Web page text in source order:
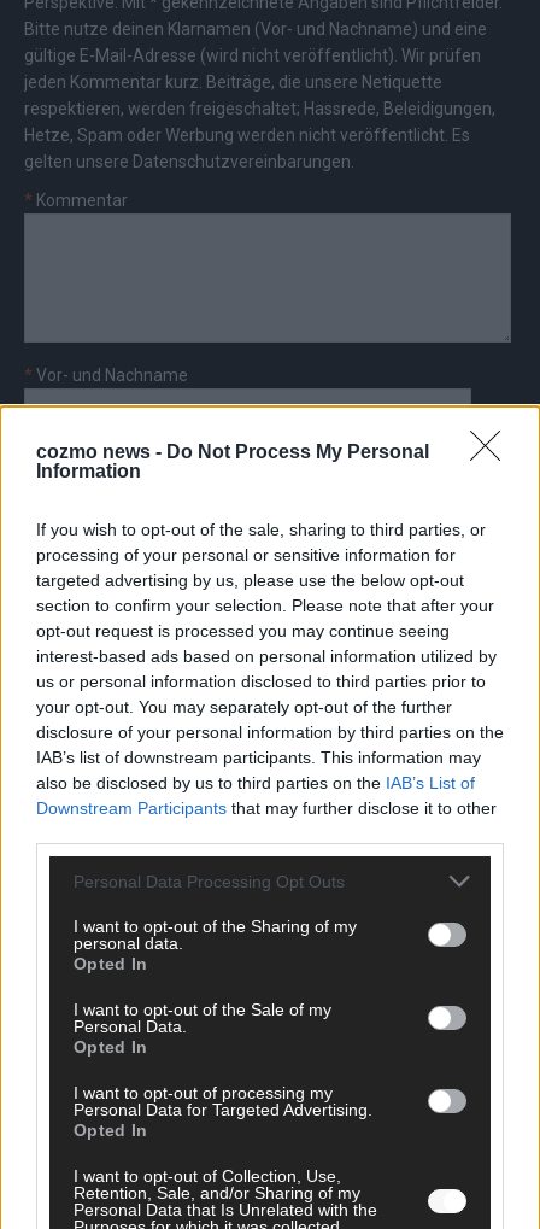
cozmo news - Do Not Process My Personal
Information
If you wish to opt-out of the sale, sharing to third parties, or
processing of your personal or sensitive information for
targeted advertising by us, please use the below opt-out
section to confirm your selection. Please note that after your
opt-out request is processed you may continue seeing
interest-based ads based on personal information utilized by
us or personal information disclosed to third parties prior to
your opt-out. You may separately opt-out of the further
disclosure of your personal information by third parties on the
IAB’s list of downstream participants. This information may
also be disclosed by us to third parties on the IAB’s List of
Downstream Participants that may further disclose it to other
Personal Data Processing Opt Outs
I want to opt-out of the Sharing of my
personal data.
Opted In
I want to opt-out of the Sale of my
Personal Data.
Opted In
I want to opt-out of processing my
Personal Data for Targeted Advertising.
Opted In
I want to opt-out of Collection, Use,
Retention, Sale, and/or Sharing of my
Personal Data that Is Unrelated with the
Bitte nutze deinen Klarnamen (Vor- und Nachname) und eine
gültige E-Mail-Adresse (wird nicht veröffentlicht). Wir prüfen
jeden Kommentar kurz. Beiträge, die unsere Netiquette
respektieren, werden freigeschaltet; Hassrede, Beleidigungen,
Hetze, Spam oder Werbung werden nicht veröffentlicht. Es
gelten unsere Datenschutzvereinbarungen
* Kommentar
* Vor- und Nachname
E-Mail
AD
FOLGE UNS BEI FACEBOOK
MEDIATHEK
The Masked Singer: Let’s dance! Der Flip Flop und der
Floh singen „Murder On The Dancefloor“
Germany’s Next Topmodel: Schlechte Vibes am Set:
Wer kann den strengen Fotografen überzeugen?
The Voice of Germany: Biggi Käfer und René
Farnham